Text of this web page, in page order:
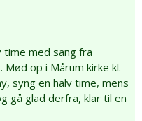
time med sang fra
op i Mårum kirke kl.
syng en halv time, mens
gå glad derfra, klar til en